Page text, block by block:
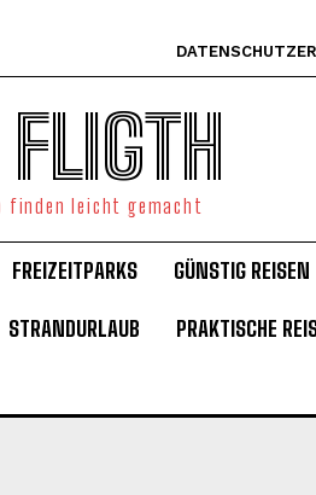
finden leicht gemacht
FREIZEITPARKS GÜNSTIG REISEN
STRANDURLAUB PRAKTISCHE